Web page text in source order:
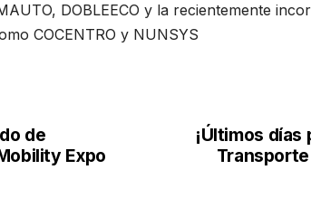
DOBLEECO y la recientemente
COCENTRO y NUNSYS
¡Últimos
de
Expo